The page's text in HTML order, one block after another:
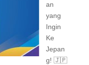
an
yang
Ingin
Ke
Jepan
g! 🇯🇵